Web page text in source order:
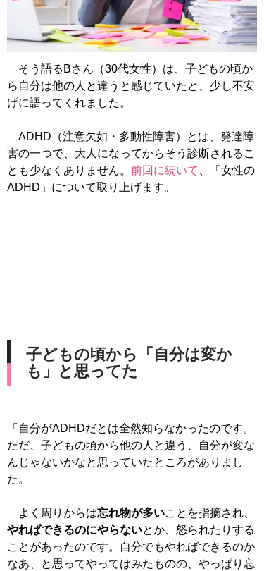
そう語るBさん（30代女性）は、子どもの頃か
ら自分は他の人と違うと感じていたと、少し不安
げに語ってくれました。
ADHD（注意欠如・多動性障害）とは、発達障
害の一つで、大人になってからそう診断されるこ
とも少なくありません。 前回に続いて 、「女性の
ADHD」について取り上げます。
子どもの頃から「自分は変か
も」と思ってた
「自分がADHDだとは全然知らなかったのです。
ただ、子どもの頃から他の人と違う、自分が変な
んじゃないかなと思っていたところがありまし
た。
よく周りからは忘れ物が多いことを指摘され、
やればできるのにやらないとか、怒られたりする
ことがあったのです。自分でもやればできるのか
なあ、と思ってやってはみたものの、やっぱり忘